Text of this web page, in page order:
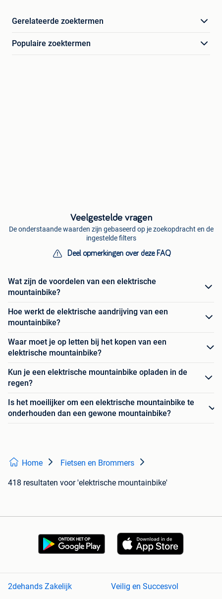
Gerelateerde zoektermen
Populaire zoektermen
Veelgestelde vragen
De onderstaande waarden zijn gebaseerd op je zoekopdracht en de
ingestelde filters
Deel opmerkingen over deze FAQ
Wat zijn de voordelen van een elektrische
mountainbike?
Hoe werkt de elektrische aandrijving van een
mountainbike?
Waar moet je op letten bij het kopen van een
elektrische mountainbike?
Kun je een elektrische mountainbike opladen in de
regen?
Is het moeilijker om een elektrische mountainbike te
onderhouden dan een gewone mountainbike?
Home Fietsen en Brommers
418 resultaten voor 'elektrische mountainbike'
2dehands Zakelijk Veilig en Succesvol